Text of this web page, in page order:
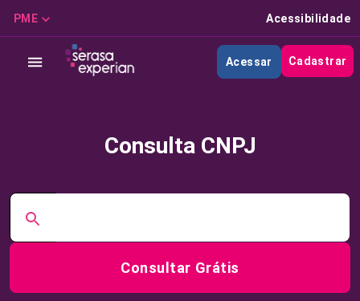
PME Acessibilidade
Acessar Cadastrar
Consulta CNPJ
Consultar Grátis